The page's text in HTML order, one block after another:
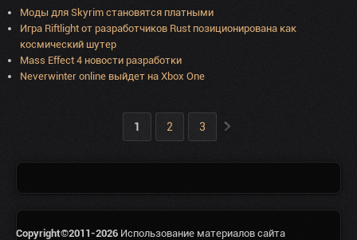
Моды для Skyrim становятся платными
Игра Riftlight от разработчиков Rust позиционирована как
космический шутер
Mass Effect 4 новости разработки
Neverwinter online выйдет на Xbox One
1 2 3
Copyright©2011-2026 Использование материалов сайта